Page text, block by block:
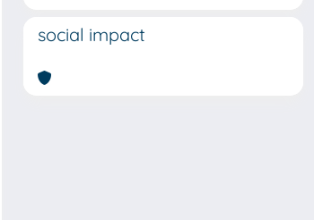
social impact